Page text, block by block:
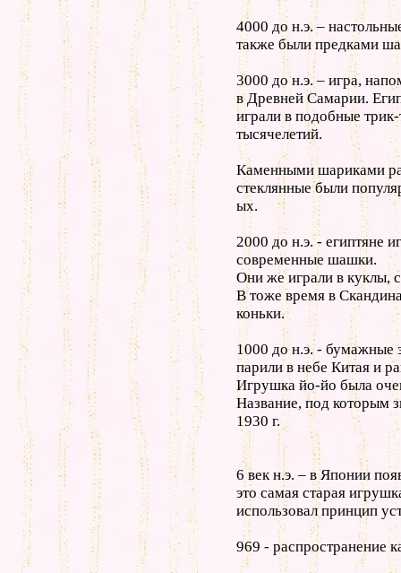
4000 до н.э. –
также были предками
3000 до н.э. – игра,
в Древней Самарии.
играли в подобные
тысячелетий.
Каменными шариками
стеклянные были
ых.
2000 до н.э. - египтяне
современные шашки.
Они же играли в куклы,
В тоже время в
коньки.
1000 до н.э. - бумажные
парили в небе Китая и
Игрушка йо-йо была
Название, под которым
1930 г.
6 век н.э. – в Японии
это самая старая
использовал принцип
969 - распространение